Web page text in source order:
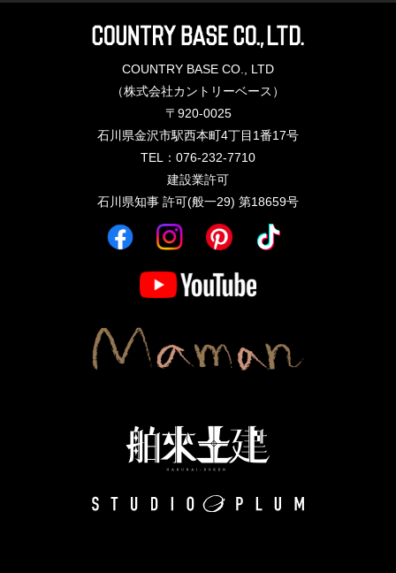
COUNTRY BASE CO., LTD
（株式会社カントリーベース）
〒920-0025
石川県金沢市駅西本町4丁目1番17号
TEL：076-232-7710
建設業許可
石川県知事 許可(般一29) 第18659号